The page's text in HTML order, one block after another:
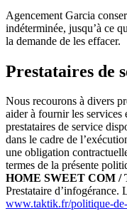
Agencement Garcia
indéterminée, jusqu’à ce
la demande de les effacer.
Prestataires de
Nous recourons à divers
aider à fournir les services
prestataires de service
dans le cadre de
une obligation
termes de la présente
HOME SWEET COM /
Prestataire
www.taktik.fr/politique-